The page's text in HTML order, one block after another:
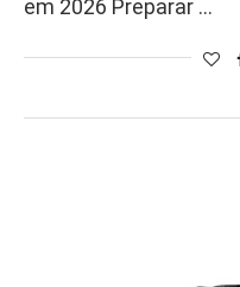
em 2026 Preparar …